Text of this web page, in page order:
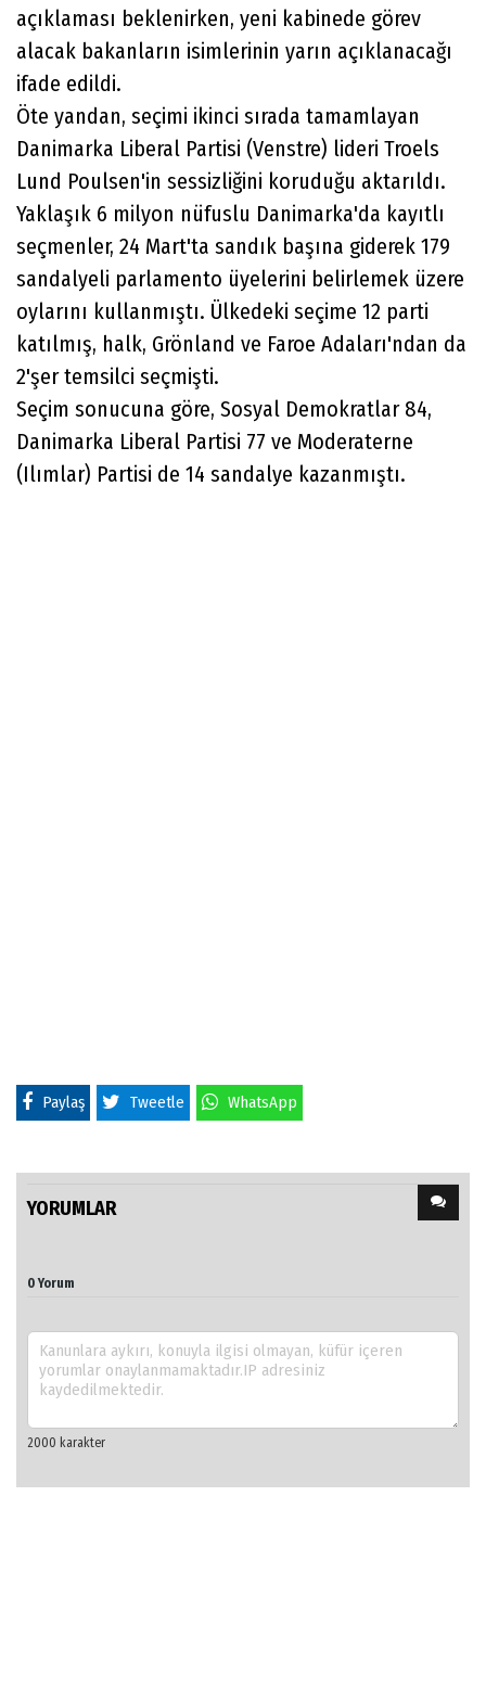
açıklaması beklenirken, yeni kabinede görev
alacak bakanların isimlerinin yarın açıklanacağı
ifade edildi.
Öte yandan, seçimi ikinci sırada tamamlayan
Danimarka Liberal Partisi (Venstre) lideri Troels
Lund Poulsen'in sessizliğini koruduğu aktarıldı.
Yaklaşık 6 milyon nüfuslu Danimarka'da kayıtlı
seçmenler, 24 Mart'ta sandık başına giderek 179
sandalyeli parlamento üyelerini belirlemek üzere
oylarını kullanmıştı. Ülkedeki seçime 12 parti
katılmış, halk, Grönland ve Faroe Adaları'ndan da
2'şer temsilci seçmişti.
Seçim sonucuna göre, Sosyal Demokratlar 84,
Danimarka Liberal Partisi 77 ve Moderaterne
(Ilımlar) Partisi de 14 sandalye kazanmıştı.
Paylaş Tweetle WhatsApp
YORUMLAR
0 Yorum